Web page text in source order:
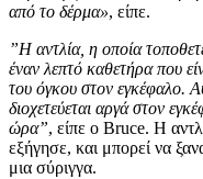
από το δέρμα», είπε.
”Η αντλία, η οποία
έναν λεπτό καθετήρα που
του όγκου στον εγκέφαλο.
διοχετεύεται αργά στον
ώρα”, είπε ο Bruce. Η
εξήγησε, και μπορεί να
μια σύριγγα.